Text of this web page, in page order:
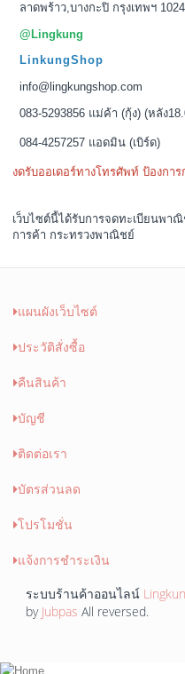
ลาดพร้าว,บางกะปิ กรุงเทพฯ
@Lingkung
LinkungShop
info@lingkungshop.com
083-5293856 แม่ค้า (กุ้ง) (หลัง
084-4257257 แอดมิน (เบิร์ด)
งดรับออเดอร์ทางโทรศัพท์ ป้องกา
เว็บไซต์นี้ได้รับการจดทะเบียนพ
การค้า กระทรวงพาณิชย์
แผนผังเว็บไซต์
ประวัติสั่งซื้อ
คืนสินค้า
บัญชี
ติดต่อเรา
บัตรส่วนลด
โปรโมชั่น
แจ้งการชำระเงิน
ระบบร้านค้าออนไลน์
by Jubpas All reversed.